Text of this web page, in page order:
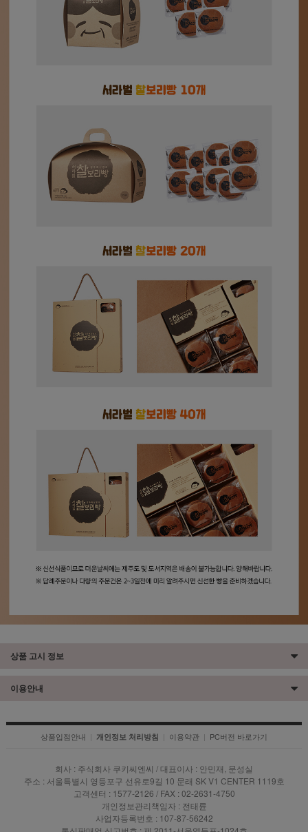
상품 고시 정보
이용안내
상품입점안내 | 개인정보 처리방침 | 이용약관 | PC버전 바로가기
회사 : 주식회사 쿠키씨엔씨 / 대표이사 : 안민재, 문성실
주소 : 서울특별시 영등포구 선유로9길 10 문래 SK V1 CENTER 1119호
고객센터 : 1577-2126 / FAX : 02-2631-4750
개인정보관리책임자 : 전태륜
사업자등록번호 : 107-87-56242